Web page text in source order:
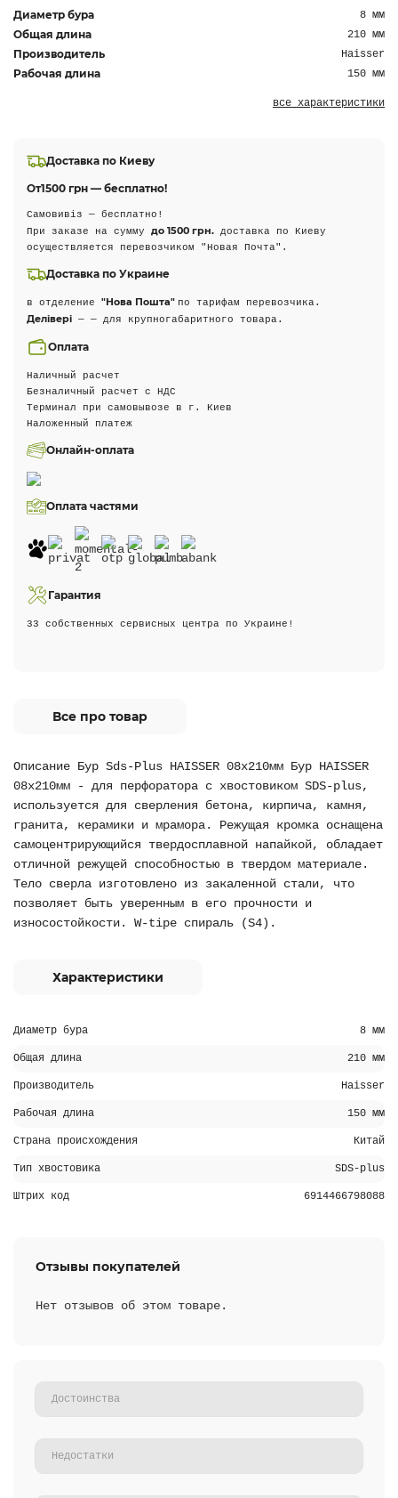
Диаметр бура 8 мм
Общая длина 210 мм
Производитель Haisser
Рабочая длина 150 мм
все характеристики
Доставка по Киеву
От1500 грн — бесплатно!
Самовивіз — бесплатно!
При заказе на сумму до 1500 грн. доставка по Киеву
осуществляется перевозчиком "Новая Почта".
Доставка по Украине
в отделение "Нова Пошта" по тарифам перевозчика.
Делівері — — для крупногабаритного товара.
Оплата
Наличный расчет
Безналичный расчет с НДС
Терминал при самовывозе в г. Киев
Наложенный платеж
Онлайн-оплата
Оплата частями
Гарантия
33 собственных сервисных центра по Украине!
Все про товар
Описание Бур Sds-Plus HAISSER 08х210мм Бур HAISSER
08х210мм - для перфоратора с хвостовиком SDS-plus,
используется для сверления бетона, кирпича, камня,
гранита, керамики и мрамора. Режущая кромка оснащена
самоцентрирующийся твердосплавной напайкой, обладает
отличной режущей способностью в твердом материале.
Тело сверла изготовлено из закаленной стали, что
позволяет быть уверенным в его прочности и
износостойкости. W-tipe спираль (S4).
Характеристики
Диаметр бура 8 мм
Общая длина 210 мм
Производитель Haisser
Рабочая длина 150 мм
Страна происхождения Китай
Тип хвостовика SDS-plus
Штрих код 6914466798088
Отзывы покупателей
Нет отзывов об этом товаре.